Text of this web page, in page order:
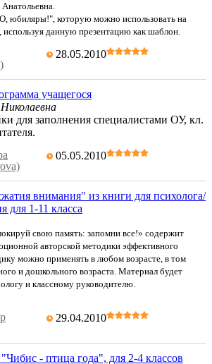
юбиляры!", которую можно использовать на
данную презентацию как шаблон.
28.05.2010
учащегося
для заполнения специалистами ОУ, кл.
05.05.2010
внимания" из книги для психолога/
для 1-11 класса
свою память: запомни все!» содержит
авторской методики эффективного
можно применять в любом возрасте, в том
и дошкольного возраста. Материал будет
и классному руководителю.
29.04.2010
- птица года", для 2-4 классов